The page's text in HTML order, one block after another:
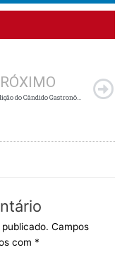
Primeira edição do Cândido Gastronômico de 2018
Campos
com *